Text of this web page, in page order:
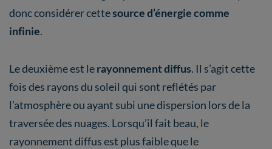
donc considérer cettesource d’énergie comme
infinie.
Le deuxième est lerayonnement diffus. Il s’agit cette
fois des rayons du soleil qui sont reflétés par
l’atmosphère ou ayant subi une dispersion lors de la
traversée des nuages. Lorsqu’il fait beau, le
rayonnement diffus est plus faible que le